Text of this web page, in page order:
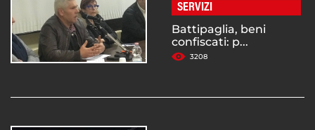
SERVIZI
Battipaglia, beni
confiscati: p...
3208